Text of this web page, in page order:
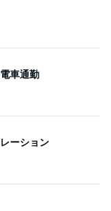
車通勤
ーション